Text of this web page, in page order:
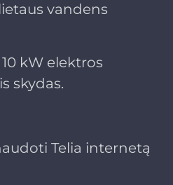
vandens
kW elektros
skydas.
Telia internetą